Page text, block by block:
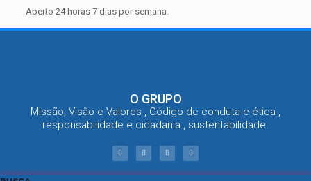
Aberto 24 horas 7 dias por semana.
O GRUPO
Missão, Visão e Valores , Código de conduta e ética ,
responsabilidade e cidadania , sustentabilidade.